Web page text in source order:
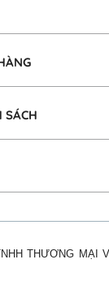
SÁCH
THƯƠNG MẠI